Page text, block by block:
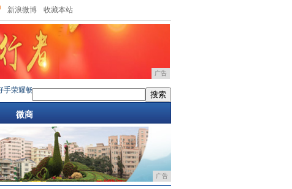
新浪微博 收藏本站
广告
耀畅玩5A多版本现货·三星S7 edge体验：除了系统我意见不大
微商
广告